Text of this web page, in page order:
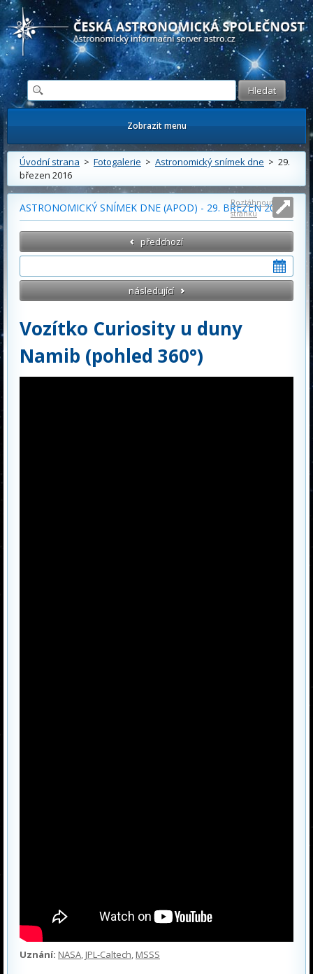
Česká astronomická společnost - Informační astronomický server
Zobrazit menu
Úvodní strana > Fotogalerie > Astronomický snímek dne > 29.
březen 2016
ASTRONOMICKÝ SNÍMEK DNE (APOD) - 29. BŘEZEN 2016
Roztáhnout
stránku
předchozí
následující
Vozítko Curiosity u duny
Namib (pohled 360°)
Uznání: NASA, JPL-Caltech, MSSS